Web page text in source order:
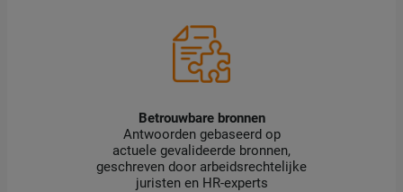
Betrouwbare bronnen
Antwoorden gebaseerd op
actuele gevalideerde bronnen,
geschreven door arbeidsrechtelijke
juristen en HR-experts